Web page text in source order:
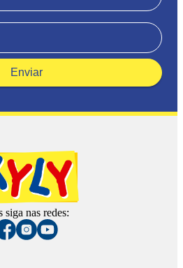
Enviar
siga nas redes: